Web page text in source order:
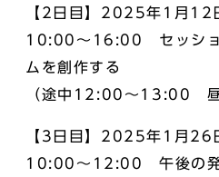
【2日目】2025年1月12
10:00～16:00 セッシ
ムを創作する
（途中12:00～13:00 昼
【3日目】2025年1月26
10:00～12:00 午後の発